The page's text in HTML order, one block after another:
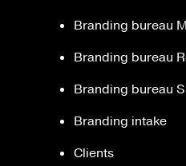
Branding bureau
Branding bureau
Branding bureau
Branding intake
Clients